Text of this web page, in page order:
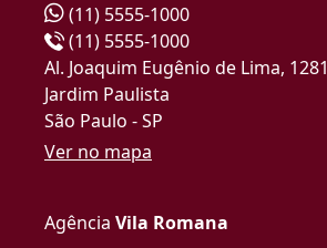
(11) 5555-1000
(11) 5555-1000
Al. Joaquim Eugênio de Lima, 1281
Jardim Paulista
São Paulo - SP
Ver no mapa
Agência Vila Romana